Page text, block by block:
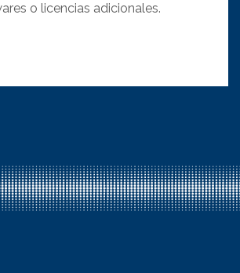
o licencias adicionales.